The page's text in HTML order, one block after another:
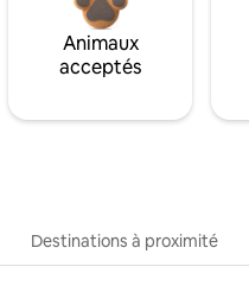
Animaux
acceptés
Destinations à proximité